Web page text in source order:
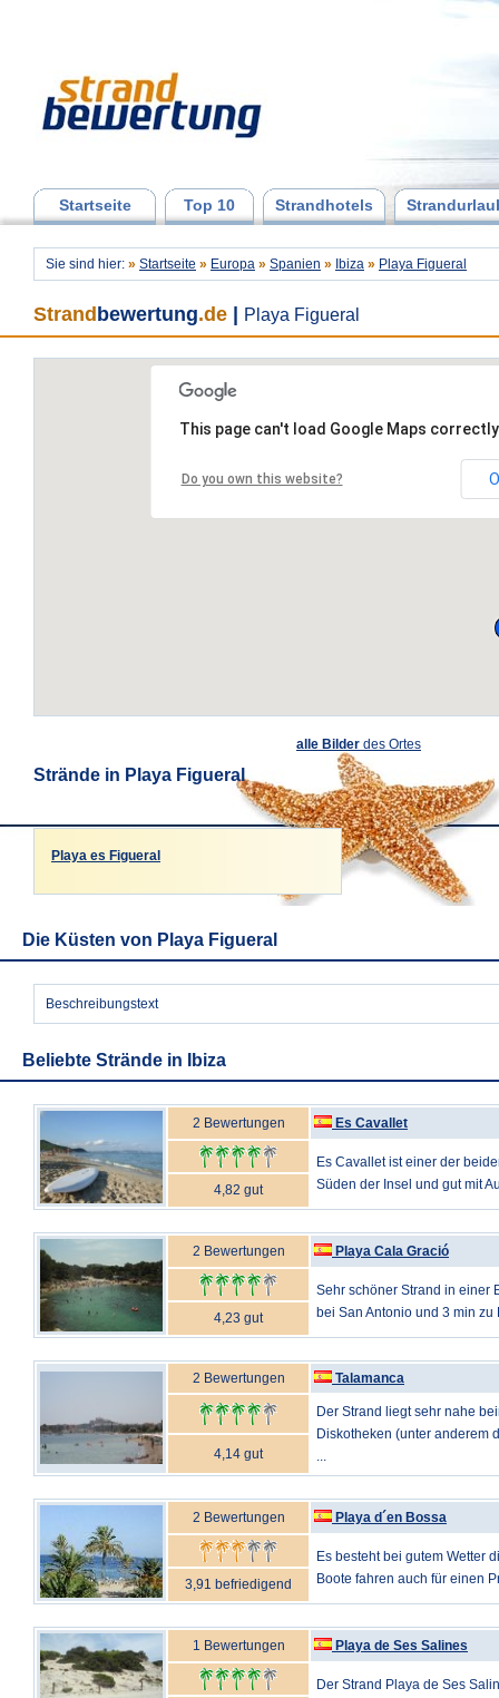
Startseite Top 10 Strandhotels
Sie sind hier: » Startseite » Europa » Spanien » Ibiza » Playa Figueral
Strand bewertung.de Playa Figueral
This page can't load Google Maps
Do you own this website?
alle Bilder des Ortes
Strände in Playa Figueral
Playa es Figueral
Die Küsten von Playa Figueral
Beschreibungstext
Beliebte Strände in Ibiza
2 Bewertungen Es Cavallet
Es Cavallet ist einer der
Süden der Insel und gut mit
4,82 gut
2 Bewertungen Playa Cala Gració
Sehr schöner Strand in einer
bei San Antonio und 3 min zu
4,23 gut
2 Bewertungen Talamanca
Der Strand liegt sehr nahe
Diskotheken (unter anderem
...
4,14 gut
2 Bewertungen Playa d´en Bossa
Es besteht bei gutem Wetter
Boote fahren auch für einen
3,91 befriedigend
1 Bewertungen Playa de Ses Salines
Der Strand Playa de Ses